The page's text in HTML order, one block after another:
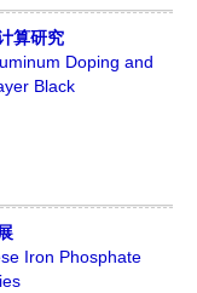
算研究
Doping and
Black
Iron Phosphate